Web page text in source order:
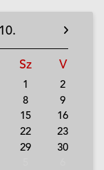
10.
Sz V
1
2
8
9
15
16
22
23
29
30